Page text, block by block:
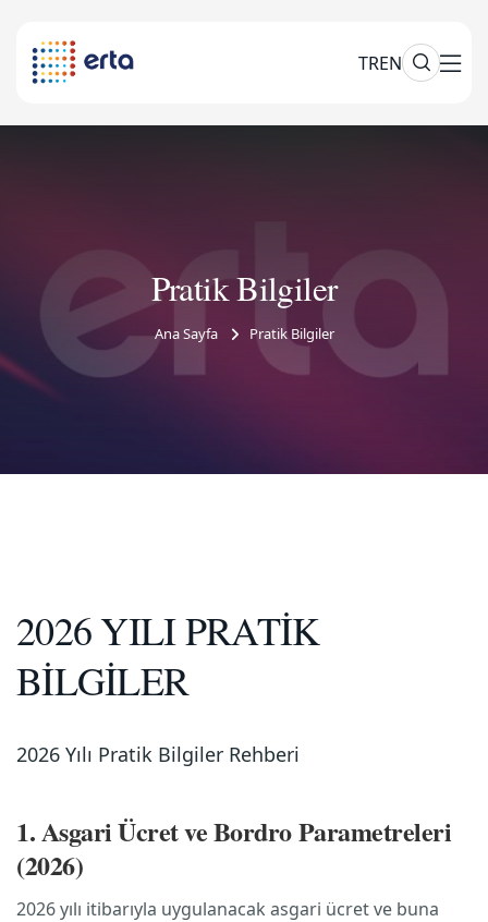
TREN
Pratik Bilgiler
Ana Sayfa Pratik Bilgiler
2026 YILI PRATİK
BİLGİLER
2026 Yılı Pratik Bilgiler Rehberi
1. Asgari Ücret ve Bordro Parametreleri
(2026)
2026 yılı itibarıyla uygulanacak asgari ücret ve buna